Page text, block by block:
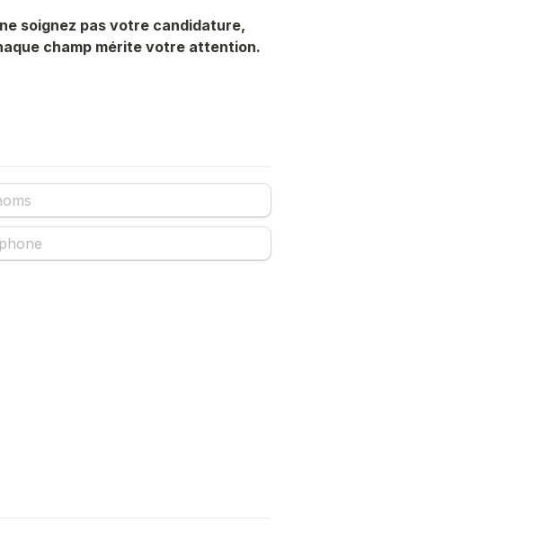
soignez pas votre candidature,
champ mérite votre attention.